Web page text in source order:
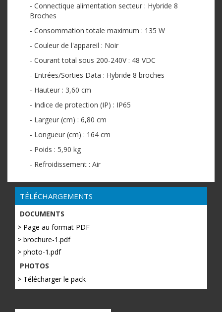
- Connectique alimentation secteur : Hybride 8
Broches
- Consommation totale maximum : 135 W
- Couleur de l'appareil : Noir
- Courant total sous 200-240V : 48 VDC
- Entrées/Sorties Data : Hybride 8 broches
- Hauteur : 3,60 cm
- Indice de protection (IP) : IP65
- Largeur (cm) : 6,80 cm
- Longueur (cm) : 164 cm
- Poids : 5,90 kg
- Refroidissement : Air
TÉLÉCHARGEMENTS
DOCUMENTS
> Page au format PDF
> brochure-1.pdf
> photo-1.pdf
PHOTOS
> Télécharger le pack